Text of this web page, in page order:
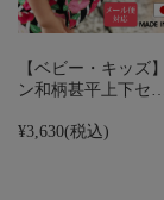
【ベビー・キッズ
ン和柄甚平上下セ…
¥3,630(税込)